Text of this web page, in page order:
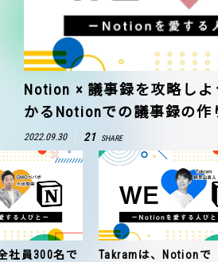
Notion × 議事録を攻略し
かるNotionでの議事録の作
2022.09.30 21 SHARE
社員300名で
Takramは、Notionで